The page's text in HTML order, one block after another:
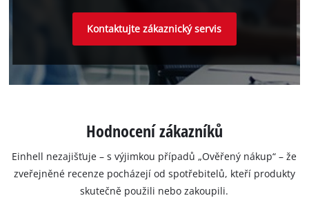
Kontaktujte zákaznický servis
Hodnocení zákazníků
Einhell nezajišťuje – s výjimkou případů „Ověřený nákup“ – že
zveřejněné recenze pocházejí od spotřebitelů, kteří produkty
skutečně použili nebo zakoupili.